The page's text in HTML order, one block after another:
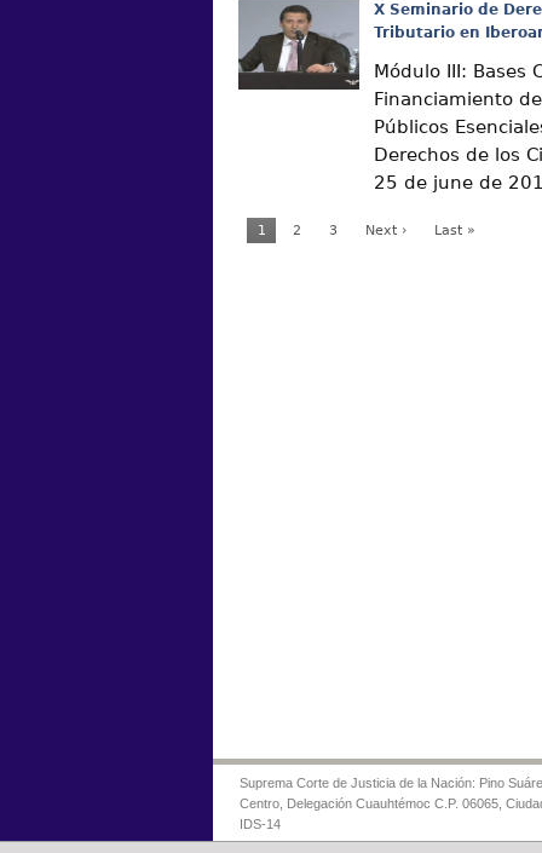
X Seminario de
Tributario en
Módulo III: Bases
Financiamiento
Públicos
Derechos de los
25 de june de
1 2 3 Next › Last »
Suprema Corte de Justicia de la Nación: Pino
Centro, Delegación Cuauhtémoc C.P. 06065,
IDS-14